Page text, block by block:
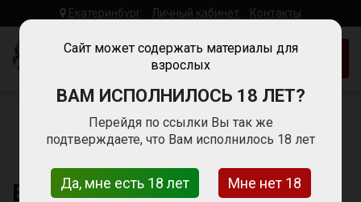
Екатеринбург Личный кабинет Контакты
WomanWork
Работа Для
Добавить объявление
Работа для девушек в Екатеринбурге
Сфера развлечений
ЕКАТЕРИНБУРГ! Работа для девушек!
ЕКАТЕРИНБУРГ! Работа для
Сайт может содержать материалы для
взрослых
ВАМ ИСПОЛНИЛОСЬ 18 ЛЕТ?
Перейдя по ссылки Вы так же
подтверждаете, что Вам исполнилось 18 лет
Да, мне есть 18 лет Мне нет 18